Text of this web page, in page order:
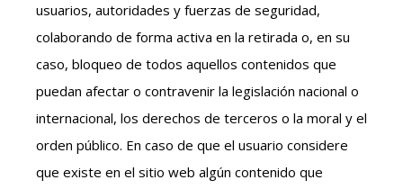
usuarios, autoridades y fuerzas de seguridad,
colaborando de forma activa en la retirada o, en su
caso, bloqueo de todos aquellos contenidos que
puedan afectar o contravenir la legislación nacional o
internacional, los derechos de terceros o la moral y el
orden público. En caso de que el usuario considere
que existe en el sitio web algún contenido que